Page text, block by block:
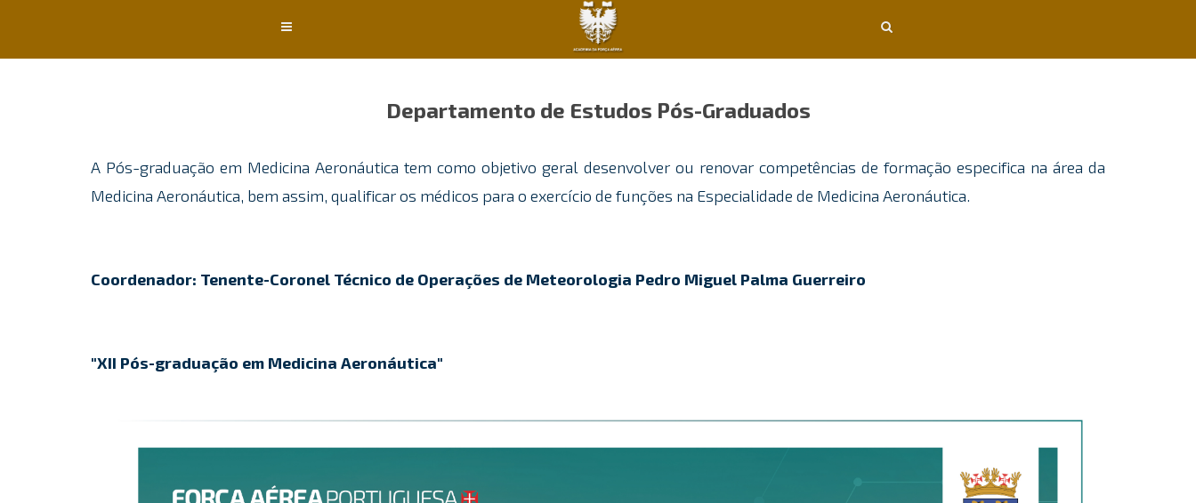
Departamento de Estudos Pós-Graduados
A Pós-graduação em Medicina Aeronáutica tem como objetivo geral desenvolver ou renovar competências de formação especifica na área da
Medicina Aeronáutica, bem assim, qualificar os médicos para o exercício de funções na Especialidade de Medicina Aeronáutica.
Coordenador: Tenente-Coronel Técnico de Operações de Meteorologia Pedro Miguel Palma Guerreiro
"XII Pós-graduação em Medicina Aeronáutica"